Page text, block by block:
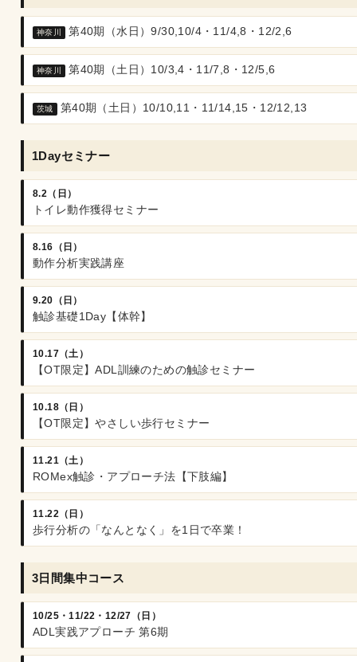
神奈川 第40期（水日）9/30,10/4・11/4,8・12/2,6
神奈川 第40期（土日）10/3,4・11/7,8・12/5,6
茨城 第40期（土日）10/10,11・11/14,15・12/12,13
1Dayセミナー
8.2（日）
トイレ動作獲得セミナー
8.16（日）
動作分析実践講座
9.20（日）
触診基礎1Day【体幹】
10.17（土）
【OT限定】ADL訓練のための触診セミナー
10.18（日）
【OT限定】やさしい歩行セミナー
11.21（土）
ROMex触診・アプローチ法【下肢編】
11.22（日）
歩行分析の「なんとなく」を1日で卒業！
3日間集中コース
10/25・11/22・12/27（日）
ADL実践アプローチ 第6期